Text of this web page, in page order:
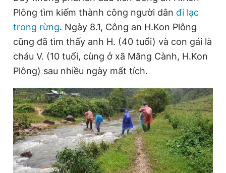
Plông tìm kiếm thành công người dân đi lạc
trong rừng. Ngày 8.1, Công an H.Kon Plông
cũng đã tìm thấy anh H. (40 tuổi) và con gái là
cháu V. (10 tuổi, cùng ở xã Măng Cành, H.Kon
Plông) sau nhiều ngày mất tích.